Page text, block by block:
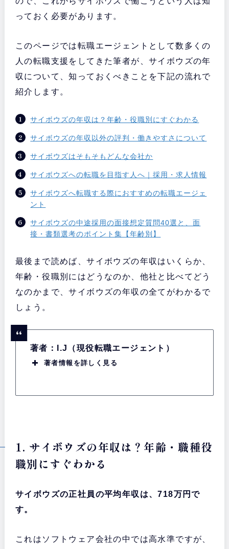
っておく必要があります。
このページでは転職エージェントとして数多くの
人の転職支援をしてきた筆者が、サイボウズの年
収について、知っておくべきことを下記の流れで
紹介します。
サイボウズの年収は？年齢・役職別にすぐわかる
サイボウズの年収以外の評判・働きやすさについて
サイボウズはそもそもどんな会社か
サイボウズへの転職を目指す人へ｜採用・求人情報
サイボウズへ転職する際におすすめの転職エージェ
ント
サイボウズの中途採用の面接想定質問40選と、面
接・書類選考のポイント集【年齢別】
最後まで読めば、サイボウズの年収はいくらか、
年齢・役職別にはどうなのか、他社と比べてどう
なのかまで、サイボウズの年収の全てがわかるで
しょう。
著者：I.J（現役転職エージェント）
著者情報を詳しく見る
1. サイボウズの年収は？年齢・職種役
職別にすぐわかる
サイボウズの正社員の平均年収は、718万円で
す。
これはソフトウェア会社の中では高水準ですが、